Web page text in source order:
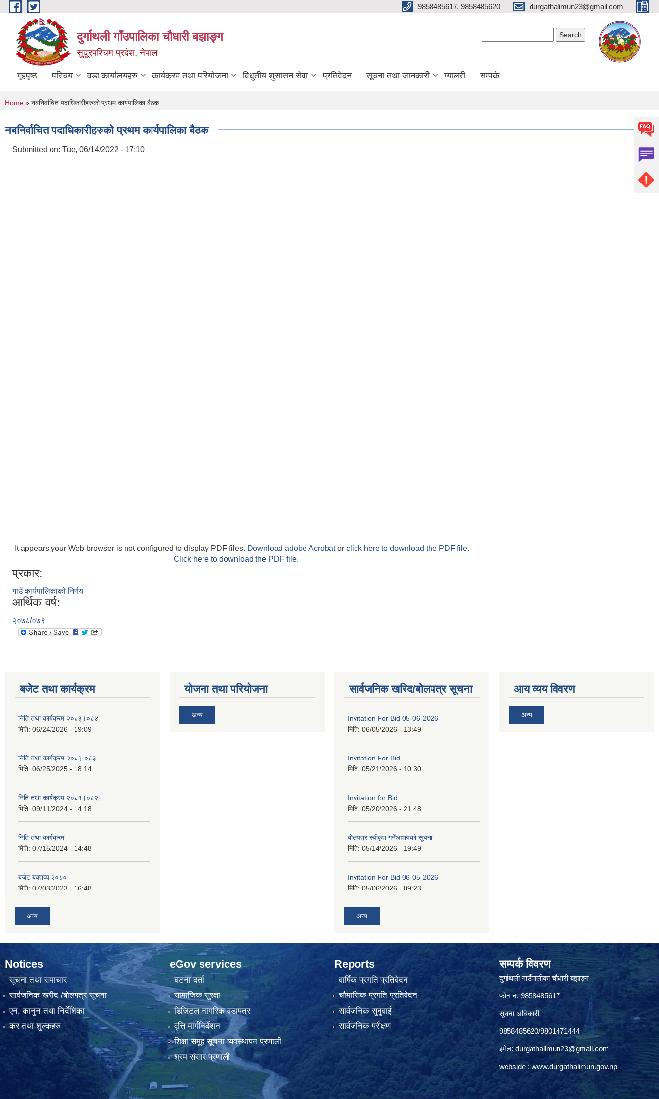
Skip to main content 9858485617, 9858485620 durgathalimun23@gmail.com
दुर्गाथली गाँउपालिका चौधारी बझाङ्ग
सुदूरपश्चिम प्रदेश, नेपाल
गृहपृष्ठ परिचय वडा कार्यालयहरु कार्यक्रम तथा परियोजना विधुतीय शुसासन सेवा प्रतिवेदन सूचना तथा जानकारी ग्यालरी सम्पर्क
You are here
Home » नबनिर्वाचित पदाधिकारीहरुको प्रथम कार्यपालिका बैठक
नबनिर्वाचित पदाधिकारीहरुको प्रथम कार्यपालिका बैठक
Submitted on: Tue, 06/14/2022 - 17:10
It appears your Web browser is not configured to display PDF files. Download adobe Acrobator click here to download the PDF file.
Click here to download the PDF file.
प्रकार:
गाउँ कार्यपालिकाको निर्णय
आर्थिक वर्ष:
२०७८/०७९
बजेट तथा कार्यक्रम
निति तथा कार्यक्रम २०८३।०८४
मिति: 06/24/2026 - 19:09
निति तथा कार्यक्रम २०८२-०८३
मिति: 06/25/2025 - 18:14
निति तथा कार्यक्रम २०८१।०८२
मिति: 09/11/2024 - 14:18
निति तथा कार्यक्रम
मिति: 07/15/2024 - 14:48
बजेट बक्तव्य २०८०
मिति: 07/03/2023 - 16:48
अन्य
योजना तथा परियोजना
अन्य
सार्वजनिक खरिद/बोलपत्र सूचना
Invitation For Bid 05-06-2026
मिति: 06/05/2026 - 13:49
Invitation For Bid
मिति: 05/21/2026 - 10:30
Invitation for Bid
मिति: 05/20/2026 - 21:48
बोलपत्र स्वीकृत गर्नेआशयको सूचना
मिति: 05/14/2026 - 19:49
Invitation For Bid 06-05-2026
मिति: 05/06/2026 - 09:23
अन्य
आय व्यय विवरण
अन्य
Notices
सूचना तथा समाचार
सार्वजनिक खरीद /बोलपत्र सूचना
एन, कानुन तथा निर्देशिका
कर तथा शुल्कहरु
eGov services
घटना दर्ता
सामाजिक सुरक्षा
डिजिटल नागरिक वडापत्र
वृत्ति मार्गनिर्देशन
शिक्षा समूह सूचना व्यवस्थापन प्रणाली
श्रम संसार प्रणाली
Reports
वार्षिक प्रगति प्रतिवेदन
चौमासिक प्रगति प्रतिवेदन
सार्वजनिक सुनुवाई
सार्वजनिक परीक्षण
सम्पर्क विवरण
दुर्गाथली गाउँपालीका चौधारी बझाङ्ग
फोन न.‌ 9858485617
सूचना अधिकारी
9858485620/9801471444
इमेल:durgathalimun23@gmail.com
webside :www.durgathalimun.gov.np